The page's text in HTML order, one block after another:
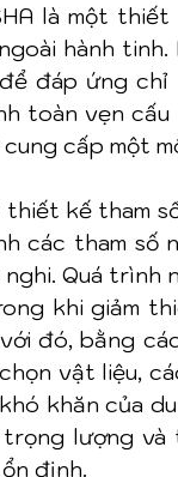
là một
hành
đáp ứng chỉ
toàn vẹn
cấp một
kế tham
các tham số
Quá
khi giảm
đó, bằng
vật liệu,
khăn của
trọng lượng
định.